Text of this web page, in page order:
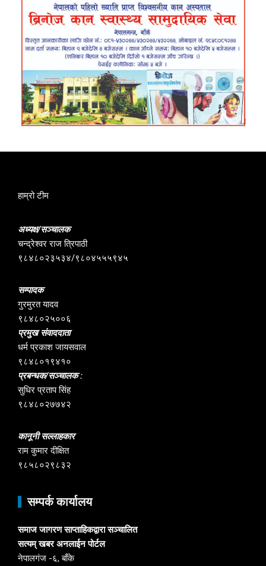
हाम्रो टीम
अध्यक्ष/सञ्चालक
चन्द्रेश्वर राज त्रिपाठी
९८४८०२३५३४/९८०४५५५९४५
सम्पादक
गुरमुरत यादव
९८४८०२५००६
प्रमुख संवाददाता
धर्म प्रकाश जायसवाल
९८४८०१९४१०
प्रबन्धक/सञ्चालक :
सुधिर प्रताप सिंह
९८४८०२७७४२
कानूनी सल्लाहकार
राम कुमार दीक्षित
९८५८०२९८३२
सम्पर्क कार्यालय
समाज जागरण साप्ताहिकद्वारा सञ्चालित
सत्यम् खबर अनलाईन पोर्टल
नेपालगंज -६, बाँके